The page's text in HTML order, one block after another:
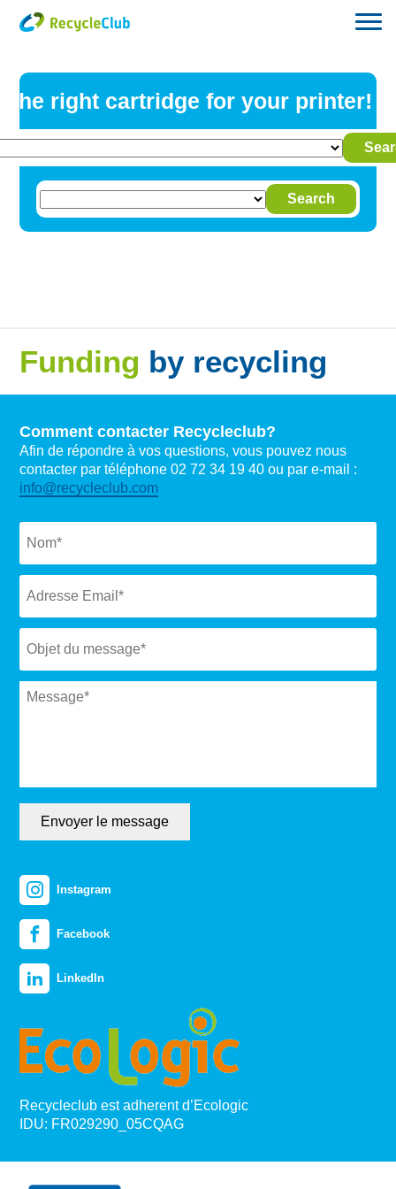
the right cartridge for your printer!
Or search your cartridge type
Search
Funding by recycling
Comment contacter Recycleclub?
Afin de répondre à vos questions, vous pouvez nous
contacter par téléphone 02 72 34 19 40 ou par e-mail :
info@recycleclub.com
Naam *
Email *
Subject *
Message *
Envoyer le message
Instagram
Facebook
LinkedIn
Recycleclub est adherent d’Ecologic
IDU: FR029290_05CQAG